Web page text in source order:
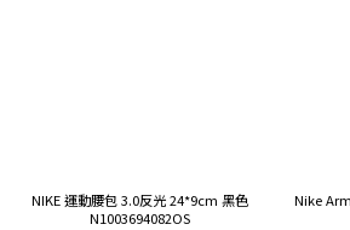
NIKE 運動腰包 3.0反光 24*9cm 黑色
N1003694082OS
Nike